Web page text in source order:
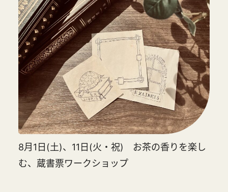
8月1日(土)、11日(火・祝) お茶の香りを楽し
む、蔵書票ワークショップ